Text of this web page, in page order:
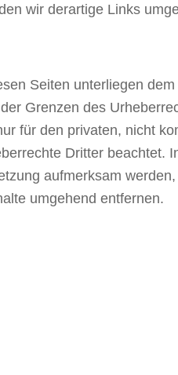
wir derartige Links
Seiten unterliegen
Grenzen des
für den privaten, nicht
Dritter beachtet.
aufmerksam
umgehend entfernen.